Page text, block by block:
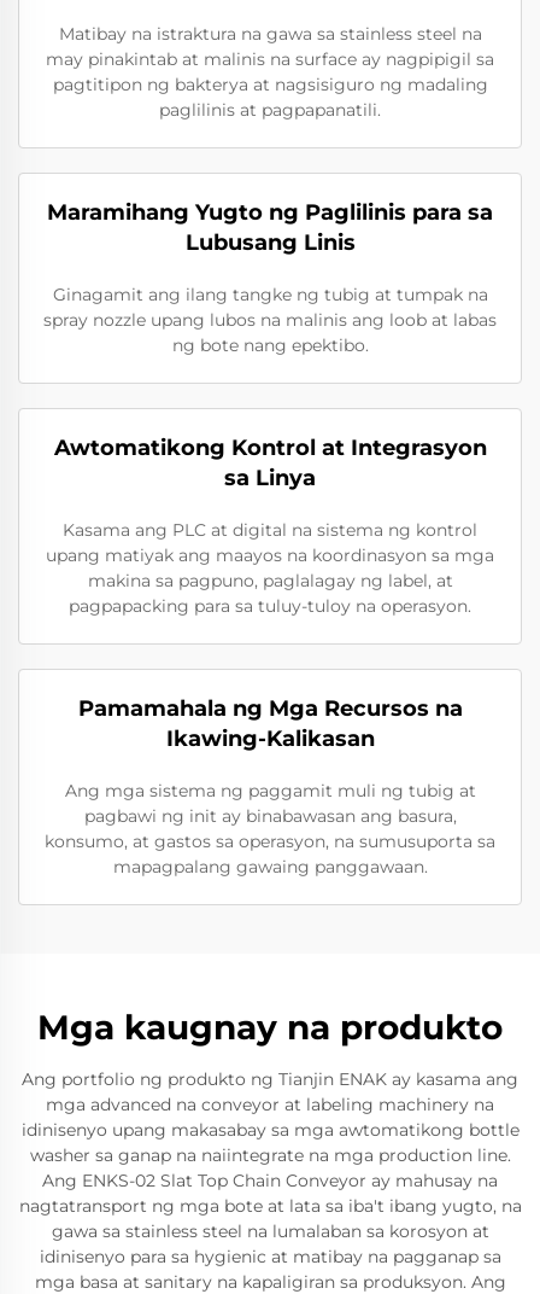
Matibay na istraktura na gawa sa stainless steel na
may pinakintab at malinis na surface ay nagpipigil sa
pagtitipon ng bakterya at nagsisiguro ng madaling
paglilinis at pagpapanatili.
Maramihang Yugto ng Paglilinis para sa
Lubusang Linis
Ginagamit ang ilang tangke ng tubig at tumpak na
spray nozzle upang lubos na malinis ang loob at labas
ng bote nang epektibo.
Awtomatikong Kontrol at Integrasyon
sa Linya
Kasama ang PLC at digital na sistema ng kontrol
upang matiyak ang maayos na koordinasyon sa mga
makina sa pagpuno, paglalagay ng label, at
pagpapacking para sa tuluy-tuloy na operasyon.
Pamamahala ng Mga Recursos na
Ikawing-Kalikasan
Ang mga sistema ng paggamit muli ng tubig at
pagbawi ng init ay binabawasan ang basura,
konsumo, at gastos sa operasyon, na sumusuporta sa
mapagpalang gawaing panggawaan.
Mga kaugnay na produkto
Ang portfolio ng produkto ng Tianjin ENAK ay kasama ang
mga advanced na conveyor at labeling machinery na
idinisenyo upang makasabay sa mga awtomatikong bottle
washer sa ganap na naiintegrate na mga production line.
Ang ENKS-02 Slat Top Chain Conveyor ay mahusay na
nagtatransport ng mga bote at lata sa iba't ibang yugto, na
gawa sa stainless steel na lumalaban sa korosyon at
idinisenyo para sa hygienic at matibay na pagganap sa
mga basa at sanitary na kapaligiran sa produksyon. Ang